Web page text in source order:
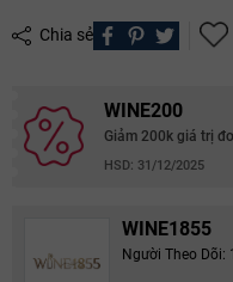
Chia sẻ
WINE200
Giảm 200k giá trị
HSD: 31/12/2025
WINE1855
Người Theo Dõi: